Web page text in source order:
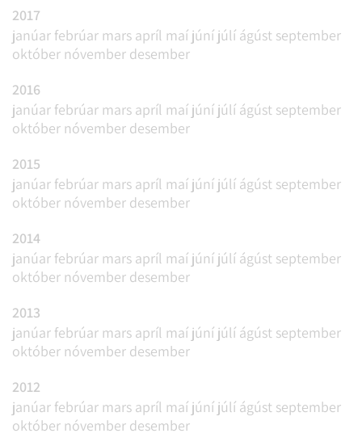
2017
janúar febrúar mars apríl maí júní júlí ágúst september
október nóvember desember
2016
janúar febrúar mars apríl maí júní júlí ágúst september
október nóvember desember
2015
janúar febrúar mars apríl maí júní júlí ágúst september
október nóvember desember
2014
janúar febrúar mars apríl maí júní júlí ágúst september
október nóvember desember
2013
janúar febrúar mars apríl maí júní júlí ágúst september
október nóvember desember
2012
janúar febrúar mars apríl maí júní júlí ágúst september
október nóvember desember